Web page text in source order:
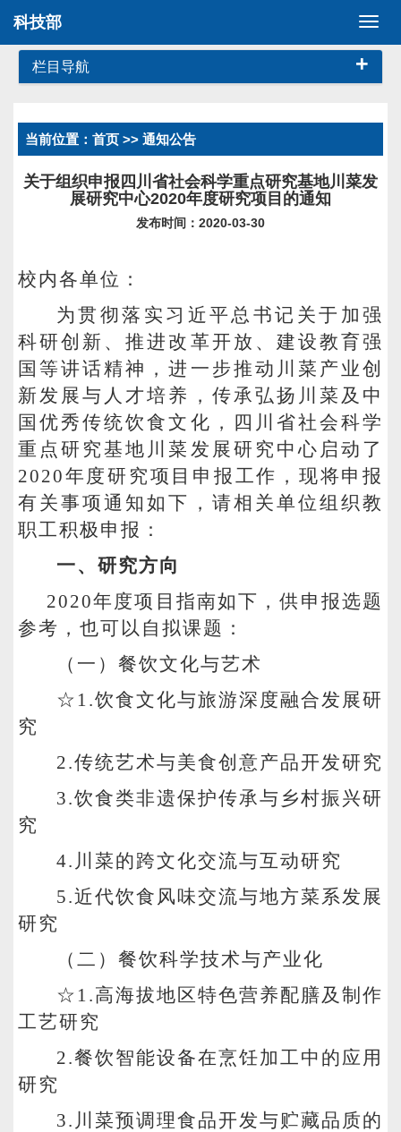
切
科技部
栏目导航 +
当前位置： 首页 >> 通知公告
关于组织申报四川省社会科学重点研究基地川菜发
展研究中心2020年度研究项目的通知
发布时间：2020-03-30
校内各单位：
为贯彻落实习近平总书记关于加强
科研创新、推进改革开放、建设教育强
国等讲话精神，进一步推动川菜产业创
新发展与人才培养，传承弘扬川菜及中
国优秀传统饮食文化， 四川省社会科学
重点研究基地川菜发展研究中心启动了
2020年度研究项目申报工作，现将申报
有关事项通知如下，请相关单位组织教
职工积极申报：
一、研究方向
2020年度项目指南如下，供申报选题
参考，也可以自拟课题：
（一）餐饮文化与艺术
☆1.饮食文化与旅游深度融合发展研
究
2.传统艺术与美食创意产品开发研究
3.饮食类非遗保护传承与乡村振兴研
究
4. 川菜的跨文化交流与互动研究
5.近代饮食风味交流与地方菜系发展
研究
（二）餐饮科学技术与产业化
☆1.高海拔地区特色营养配膳及制作
工艺研究
2.餐饮智能设备在烹饪加工中的应用
研究
3. 川菜预调理食品开发与贮藏品质的